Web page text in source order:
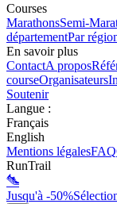
Courses
MarathonsSemi-
départementPar
En savoir plus
ContactA propos
courseOrganisateurs
Soutenir
Langue :
Français
English
Mentions légalesFAQ
RunTrail
Jusqu'à -50%